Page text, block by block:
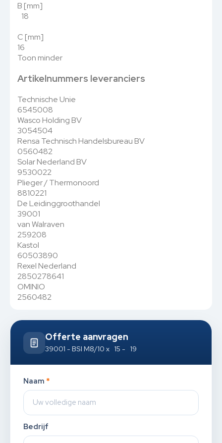
B [mm]
18
C [mm]
16
Toon minder
Artikelnummers leveranciers
Technische Unie
6545008
Wasco Holding BV
3054504
Rensa Technisch Handelsbureau BV
0560482
Solar Nederland BV
9530022
Plieger / Thermonoord
8810221
De Leidinggroothandel
39001
van Walraven
259208
Kastol
60503890
Rexel Nederland
2850278641
OMINIO
2560482
Offerte aanvragen
39001 - BSI M8/10 x 15 - 19
Naam *
Bedrijf